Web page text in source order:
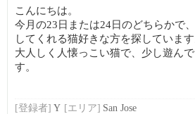
こんにちは。
今月の23日または24日のどちらかで
してくれる猫好きな方を探しています
大人しく人懐っこい猫で、少し遊ん
す。
[登録者] Y [エリア] San Jose